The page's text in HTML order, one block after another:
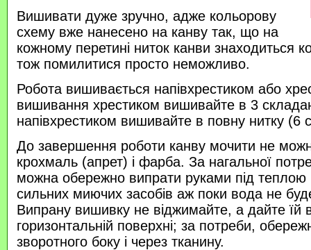
Вишивати дуже зручно, адже кольорову
схему вже нанесено на канву так, що на
кожному перетині ниток канви знаходиться
тож помилитися просто неможливо.
Робота вишивається напівхрестиком або
вишивання хрестиком вишивайте в 3
напівхрестиком вишивайте в повну нитку (6
До завершення роботи канву мочити не
крохмаль (апрет) і фарба. За нагальної
можна обережно випрати руками під
сильних миючих засобів аж поки вода не
Випрану вишивку не віджимайте, а дайте їй
горизонтальній поверхні; за потреби,
зворотного боку і через тканину.